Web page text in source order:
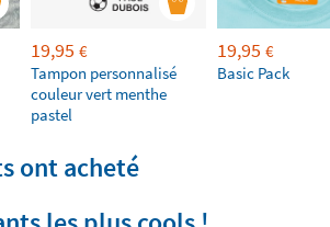
19,95 €
Tampon personnalisé
couleur vert menthe
pastel
19,95 €
Basic Pack
ont acheté